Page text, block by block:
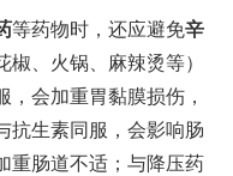
等药物时，还应避免辛
、火锅、麻辣烫等）
会加重胃黏膜损伤，
抗生素同服，会影响肠
重肠道不适；与降压药